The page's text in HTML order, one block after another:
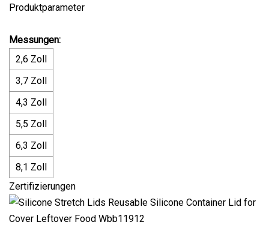
Produktparameter
Messungen:
2,6 Zoll
3,7 Zoll
4,3 Zoll
5,5 Zoll
6,3 Zoll
8,1 Zoll
Zertifizierungen